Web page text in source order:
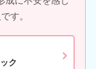
す。
ク